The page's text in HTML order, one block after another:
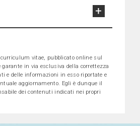
vitae, pubblicato online sul
in via esclusiva della correttezza
e delle informazioni in esso riportate e
aggiornamento. Egli è dunque il
dei contenuti indicati nei propri